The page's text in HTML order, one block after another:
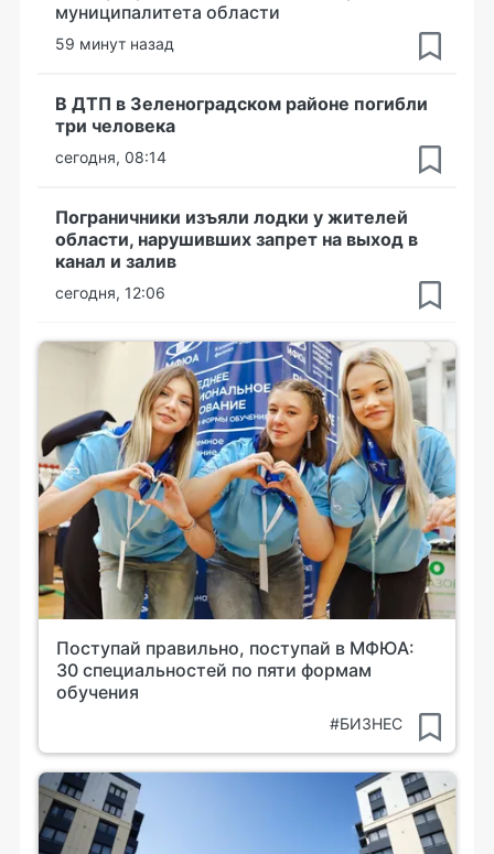
муниципалитета области
59 минут назад
В ДТП в Зеленоградском районе погибли
три человека
сегодня, 08:14
Пограничники изъяли лодки у жителей
области, нарушивших запрет на выход в
канал и залив
сегодня, 12:06
Поступай правильно, поступай в МФЮА:
30 специальностей по пяти формам
обучения
#БИЗНЕС